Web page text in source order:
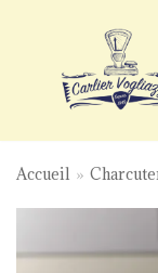
contenu
Accueil »